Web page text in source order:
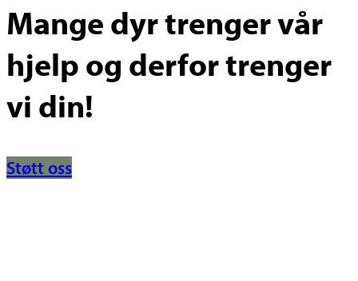
Mange dyr trenger vår
hjelp og derfor trenger
vi din!
Støtt oss